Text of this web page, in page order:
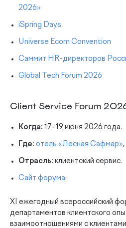
2026»
iSpring Days
Universe Ecom Convention
Саммит HR-директоров
Global Tech Forum 2026
Client Service Forum
Когда: 17–19 июня 2026 года.
Где: отель «Лесная Сафмар»
Отрасль: клиентский сервис.
Сайт форума.
XI ежегодный всероссийский
департаментов клиентского
взаимоотношениями с